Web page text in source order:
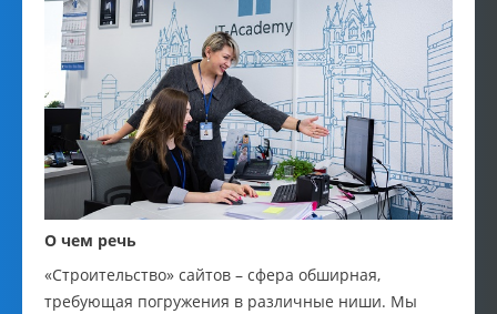
О чем речь
«Строительство» сайтов – сфера обширная,
требующая погружения в различные ниши. Мы